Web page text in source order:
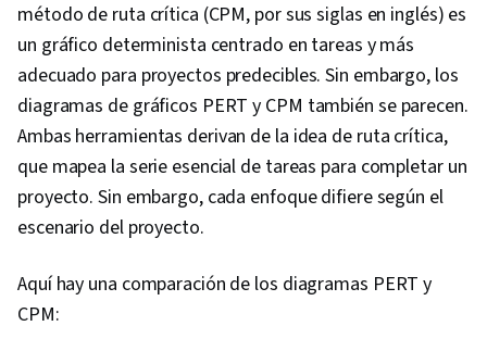
método de ruta crítica (CPM, por sus siglas en inglés) es
un gráfico determinista centrado en tareas y más
adecuado para proyectos predecibles. Sin embargo, los
diagramas de gráficos PERT y CPM también se parecen.
Ambas herramientas derivan de la idea de ruta crítica,
que mapea la serie esencial de tareas para completar un
proyecto. Sin embargo, cada enfoque difiere según el
escenario del proyecto.
Aquí hay una comparación de los diagramas PERT y
CPM: